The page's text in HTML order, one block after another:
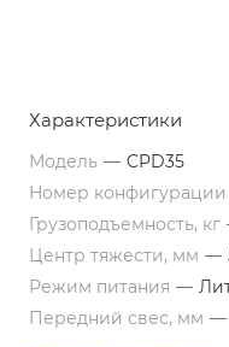
Характеристики
Модель — CPD35
Номер конфигурации
Грузоподъемность, кг
Центр тяжести, мм —
Режим питания —
Передний свес, мм —